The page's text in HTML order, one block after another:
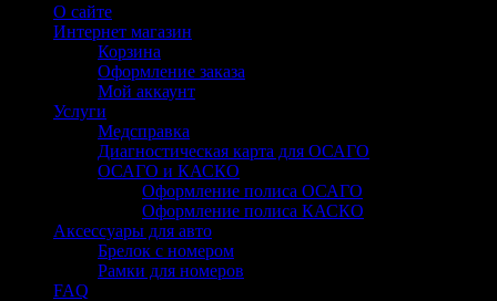
О сайте
Интернет магазин
Корзина
Оформление заказа
Мой аккаунт
Услуги
Медсправка
Диагностическая карта для ОСАГО
ОСАГО и КАСКО
Оформление полиса ОСАГО
Оформление полиса КАСКО
Аксессуары для авто
Брелок с номером
Рамки для номеров
FAQ